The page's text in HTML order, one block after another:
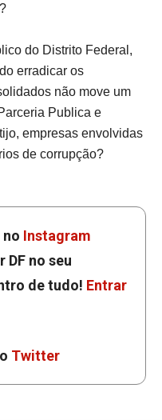
do Distrito Federal,
erradicar os
não move um
Publica e
empresas envolvidas
de corrupção?
no Instagram
DF no seu
de tudo! Entrar
Twitter